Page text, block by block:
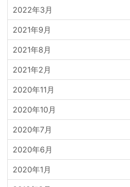
2022年3月
2021年9月
2021年8月
2021年2月
2020年11月
2020年10月
2020年7月
2020年6月
2020年1月